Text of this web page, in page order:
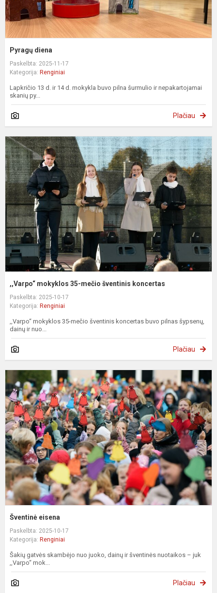
Pyragų diena
Paskelbta: 2025-11-17
Kategorija: Renginiai
Lapkričio 13 d. ir 14 d. mokykla buvo pilna šurmulio ir nepakartojamai
skanių py...
Plačiau
,,Varpo“ mokyklos 35-mečio šventinis koncertas
Paskelbta: 2025-10-17
Kategorija: Renginiai
,,Varpo“ mokyklos 35-mečio šventinis koncertas buvo pilnas šypsenų,
dainų ir nuo...
Plačiau
Šventinė eisena
Paskelbta: 2025-10-17
Kategorija: Renginiai
Šakių gatvės skambėjo nuo juoko, dainų ir šventinės nuotaikos – juk
,,Varpo“ mok...
Plačiau